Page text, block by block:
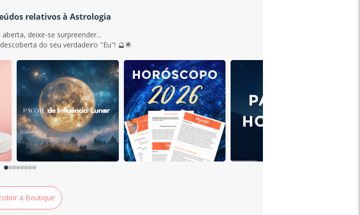
relativos à Astrologia
deixe-se surpreender...
do seu verdadeiro "Eu"! 🔮🌟
a Boutique